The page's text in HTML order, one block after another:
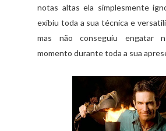
notas altas ela simplesmente
exibiu toda a sua técnica e
mas não conseguiu engatar
momento durante toda a sua